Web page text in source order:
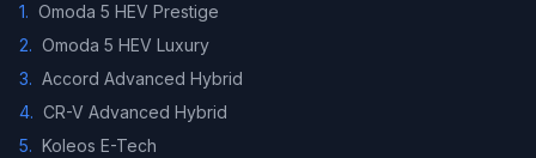
1. Omoda 5 HEV Prestige
2. Omoda 5 HEV Luxury
3. Accord Advanced Hybrid
4. CR-V Advanced Hybrid
5. Koleos E-Tech